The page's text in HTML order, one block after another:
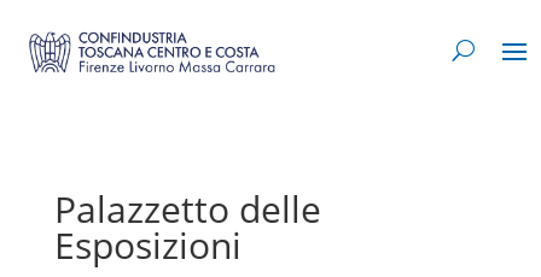
Palazzetto delle
Esposizioni